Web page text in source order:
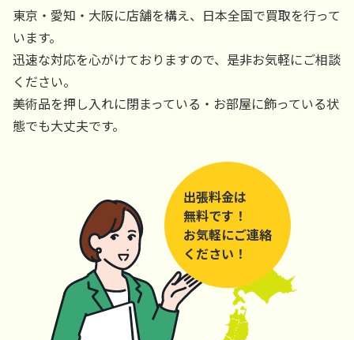
東京・愛知・大阪に店舗を構え、日本全国で買取を行って
います。
迅速な対応を心がけておりますので、是非お気軽にご相談
ください。
美術品を押し入れに閉まっている・お部屋に飾っている状
態でも大丈夫です。
出張料金は
無料です！
お気軽にご連絡
ください！